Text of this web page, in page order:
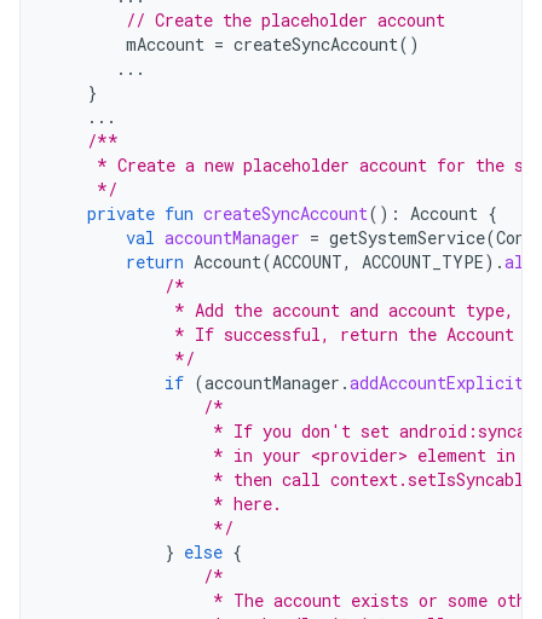
// Create the placeholder account
mAccount = createSyncAccount()
...
}
...
/**
* Create a new placeholder account for the
     */
private fun createSyncAccount(): Account {
val accountManager = getSystemService(
return Account(ACCOUNT, ACCOUNT_TYPE).also
/*
* Add the account and account type,
* If successful, return the Account
             */
if (accountManager .addAccountExplicitly
/*
* If you don't set
* in your <provider> element in
* then call
                 * here.
                 */
} else {
/*
* The account exists or some